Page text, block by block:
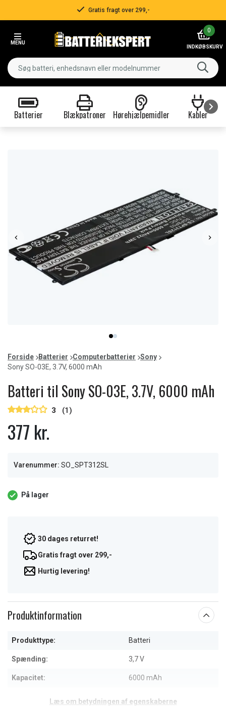
Gratis fragt over 299,-
MENU
0
INDKØBSKURV
Batterier Blækpatroner Hørehjælpemidler Kabler
item
0
item
1
of
2
Forside Batterier Computerbatterier
Sony
Sony SO-03E, 3.7V, 6000 mAh
Batteri til Sony SO-03E, 3.7V, 6000 mAh
3 (1)
377 kr.
Varenummer: SO_SPT312SL
På lager
30 dages returret!
Gratis fragt over 299,-
Hurtig levering!
Produktinformation
Produkttype: Batteri
Spænding: 3,7 V
Kapacitet: 6000 mAh
Læs om betydningen af egenskaberne